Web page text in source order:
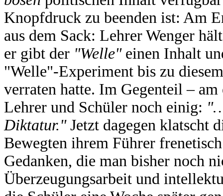
Knopfdruck zu beenden ist: Am
aus dem Sack: Lehrer Wenger
er gibt der "Welle"einen Inhalt
"Welle"-Experiment bis zu
verraten hatte. Im Gegenteil –
Lehrer und Schüler noch einig:
Diktatur."Jetzt dagegen klatscht
Bewegten ihrem Führer
Gedanken, die man bisher noch
Überzeugungsarbeit und